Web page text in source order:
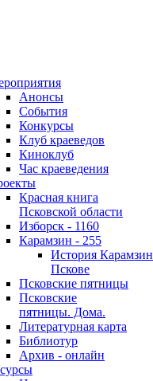
Анонсы
События
Конкурсы
Клуб краеведов
Киноклуб
Час краеведения
Красная книга
Псковской области
Изборск - 1160
Карамзин - 255
История
Пскове
Псковские пятницы
Псковские
пятницы. Дома.
Литературная карта
Библиотур
Архив - онлайн